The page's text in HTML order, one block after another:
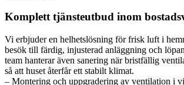
Komplett tjänsteutbud inom
Vi erbjuder en helhetslösning för frisk luft i
besök till färdig, injusterad anläggning och
team hanterar även sanering när bristfällig
så att huset återfår ett stabilt klimat.
– Montering och uppgradering av ventilation i